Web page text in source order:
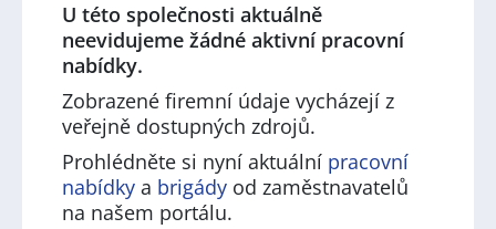
U této společnosti aktuálně
neevidujeme žádné aktivní pracovní
nabídky.
Zobrazené firemní údaje vycházejí z
veřejně dostupných zdrojů.
Prohlédněte si nyní aktuální pracovní
nabídky a brigády od zaměstnavatelů
na našem portálu.